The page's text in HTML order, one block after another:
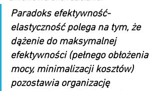
Paradoks efektywność-
elastyczność polega na tym, że
dążenie do maksymalnej
efektywności (pełnego obłożenia
mocy, minimalizacji kosztów)
pozostawia organizację